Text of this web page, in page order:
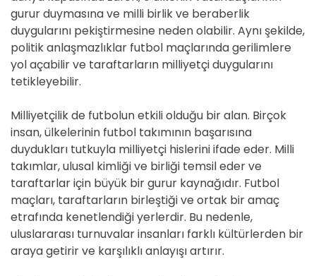
gurur duymasına ve milli birlik ve beraberlik
duygularını pekiştirmesine neden olabilir. Aynı şekilde,
politik anlaşmazlıklar futbol maçlarında gerilimlere
yol açabilir ve taraftarların milliyetçi duygularını
tetikleyebilir.
Milliyetçilik de futbolun etkili olduğu bir alan. Birçok
insan, ülkelerinin futbol takımının başarısına
duydukları tutkuyla milliyetçi hislerini ifade eder. Milli
takımlar, ulusal kimliği ve birliği temsil eder ve
taraftarlar için büyük bir gurur kaynağıdır. Futbol
maçları, taraftarların birleştiği ve ortak bir amaç
etrafında kenetlendiği yerlerdir. Bu nedenle,
uluslararası turnuvalar insanları farklı kültürlerden bir
araya getirir ve karşılıklı anlayışı artırır.